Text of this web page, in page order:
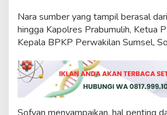
n
A
t
K
o
r
p
Nara sumber yang tampil berasal
hingga Kapolres Prabumulih, Ketua
Kepala BPKP Perwakilan Sumsel,